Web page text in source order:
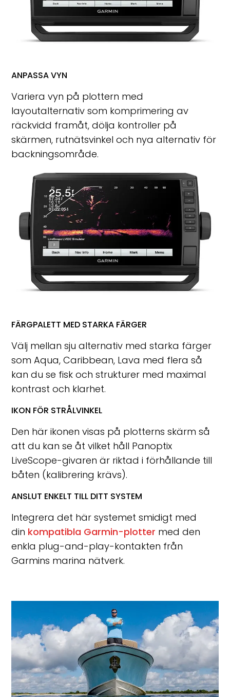
ANPASSA VYN
Variera vyn på plottern med
layoutalternativ som komprimering av
räckvidd framåt, dölja kontroller på
skärmen, rutnätsvinkel och nya alternativ för
backningsområde.
FÄRGPALETT MED STARKA FÄRGER
Välj mellan sju alternativ med starka färger
som Aqua, Caribbean, Lava med flera så
kan du se fisk och strukturer med maximal
kontrast och klarhet.
IKON FÖR STRÅLVINKEL
Den här ikonen visas på plotterns skärm så
att du kan se åt vilket håll Panoptix
LiveScope-givaren är riktad i förhållande till
båten (kalibrering krävs).
ANSLUT ENKELT TILL DITT SYSTEM
Integrera det här systemet smidigt med
din kompatibla Garmin-plotter med den
enkla plug-and-play-kontakten från
Garmins marina nätverk.